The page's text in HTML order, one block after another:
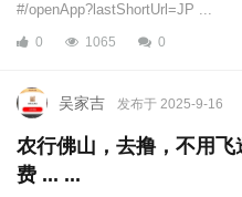
#/openApp?lastShortUrl=JP ...
0 1065 0
吴家吉 发布于 2025-9-16
农行佛山，去撸，不用
费 ... ...